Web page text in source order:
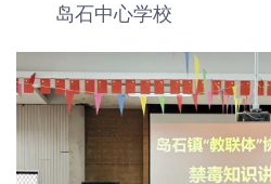
岛石中心学校